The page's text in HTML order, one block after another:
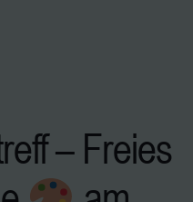
– Freies